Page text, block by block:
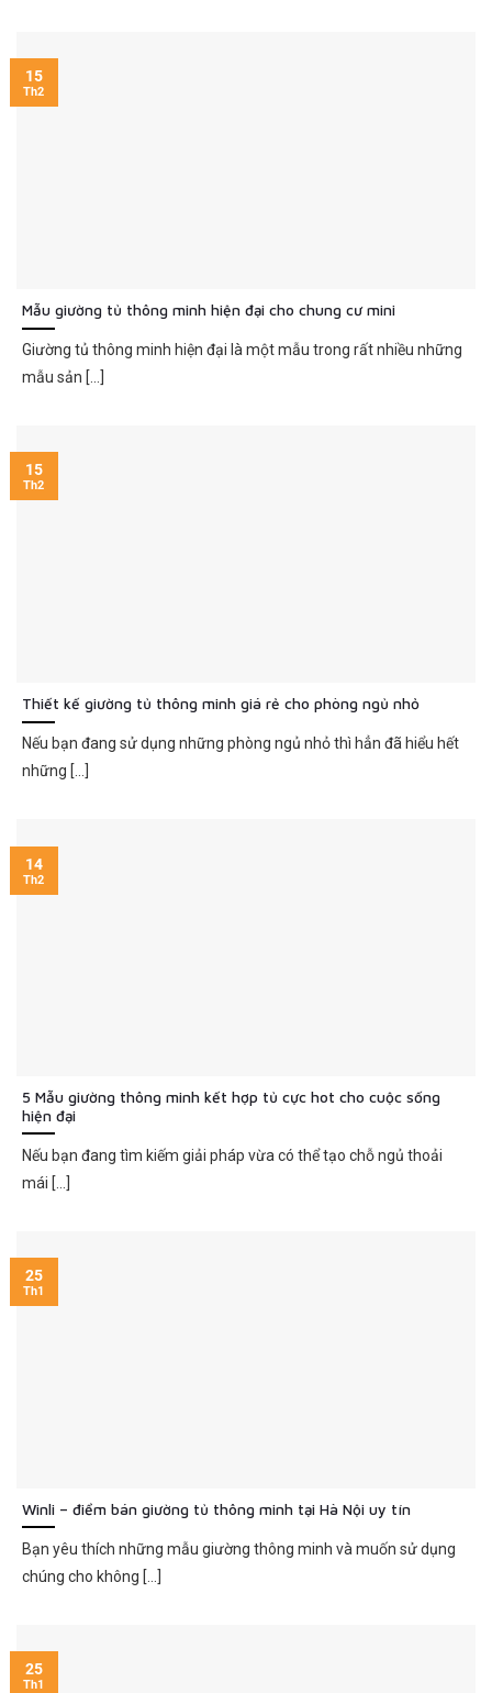
Mẫu giường tủ thông minh hiện đại cho chung cư mini
Giường tủ thông minh hiện đại là một mẫu trong rất nhiều những
mẫu sản [...]
15
Th2
Thiết kế giường tủ thông minh giá rẻ cho phòng ngủ nhỏ
Nếu bạn đang sử dụng những phòng ngủ nhỏ thì hẳn đã hiểu hết
những [...]
15
Th2
5 Mẫu giường thông minh kết hợp tủ cực hot cho cuộc sống
hiện đại
Nếu bạn đang tìm kiếm giải pháp vừa có thể tạo chỗ ngủ thoải
mái [...]
14
Th2
Winli – điểm bán giường tủ thông minh tại Hà Nội uy tín
Bạn yêu thích những mẫu giường thông minh và muốn sử dụng
chúng cho không [...]
25
Th1
25
Th1